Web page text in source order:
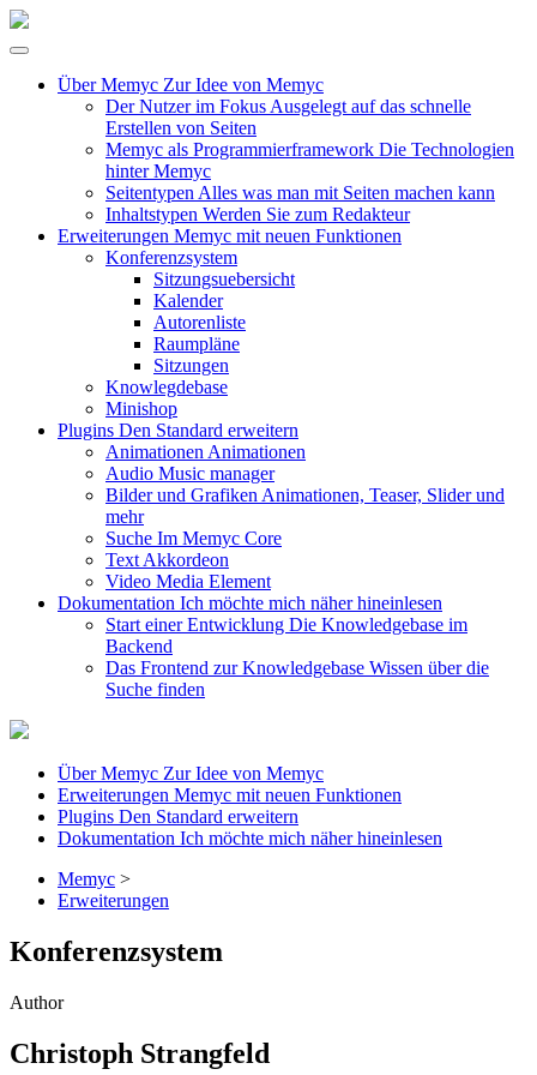
Über Memyc Zur Idee von Memyc
Der Nutzer im Fokus Ausgelegt auf das schnelle
Erstellen von Seiten
Memyc als Programmierframework Die Technologien
hinter Memyc
Seitentypen Alles was man mit Seiten machen kann
Inhaltstypen Werden Sie zum Redakteur
Erweiterungen Memyc mit neuen Funktionen
Konferenzsystem
Sitzungsuebersicht
Kalender
Autorenliste
Raumpläne
Sitzungen
Knowlegdebase
Minishop
Plugins Den Standard erweitern
Animationen Animationen
Audio Music manager
Bilder und Grafiken Animationen, Teaser, Slider und
mehr
Suche Im Memyc Core
Text Akkordeon
Video Media Element
Dokumentation Ich möchte mich näher hineinlesen
Start einer Entwicklung Die Knowledgebase im
Backend
Das Frontend zur Knowledgebase Wissen über die
Suche finden
Über Memyc Zur Idee von Memyc
Erweiterungen Memyc mit neuen Funktionen
Plugins Den Standard erweitern
Dokumentation Ich möchte mich näher hineinlesen
Memyc >
Erweiterungen
Konferenzsystem
Author
Christoph Strangfeld